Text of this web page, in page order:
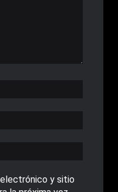
electrónico y sitio